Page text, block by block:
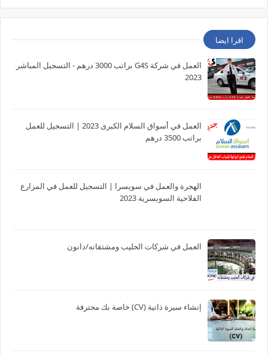
اقرا ايضا
العمل في شركة G4S براتب 3000 درهم - التسجيل المباشر
2023
العمل في أسواق السلام الكبرى 2023 | التسجيل للعمل
براتب 3500 درهم
الهجرة والعمل في سويسرا | التسجيل للعمل في المزارع
الفلاحية السويسرية 2023
العمل في شركات الحليب ومشتقاته/دانون
إنشاء سيرة ذاتية (CV) خاصة بك محترفة